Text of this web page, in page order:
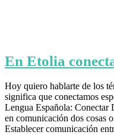
En Etolia
Hoy quiero hablarte de los
significa que conectamos
Lengua Española:
en comunicación dos cosas
Establecer comunicación